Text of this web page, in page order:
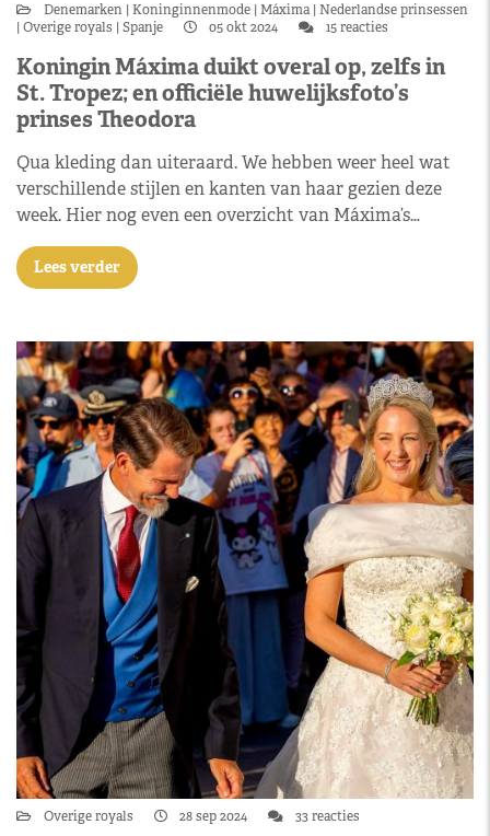
Denemarken Koninginnenmode Máxima Nederlandse prinsessen
Overige royals
Spanje 05 okt 2024 15 reacties
Koningin Máxima duikt overal op, zelfs in
St. Tropez; en officiële huwelijksfoto’s
prinses Theodora
Qua kleding dan uiteraard. We hebben weer heel wat
verschillende stijlen en kanten van haar gezien deze
week. Hier nog even een overzicht van Máxima’s…
Lees verder
Overige royals 28 sep 2024 33 reacties